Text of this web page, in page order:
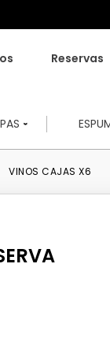
Reservas
VINOS CAJAS X6